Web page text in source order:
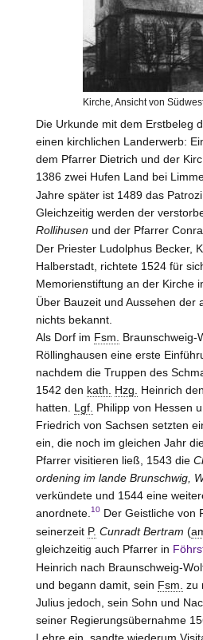
Kirche, Ansicht von
Die Urkunde mit dem Erstbeleg
einen kirchlichen Landerwerb:
dem Pfarrer Dietrich und der
1386 zwei Hufen Land bei
Jahre später ist 1489 das
Gleichzeitig werden der
Rollihusen und der Pfarrer
Der Priester Ludolphus Becker,
Halberstadt, richtete 1524 für
Memorienstiftung an der Kirche
Über Bauzeit und Aussehen der
nichts bekannt.
Als Dorf im Fsm.
Braunschweig-
Röllinghausen eine erste
nachdem die Truppen des
1542 den kath. Hzg.
Heinrich
hatten. Lgf. Philipp von Hessen
Friedrich von Sachsen setzten
ein, die noch im gleichen Jahr
Pfarrer visitieren ließ, 1543 die
ordening im lande Brunschwig,
verkündete und 1544 eine
anordnete. 10Der Geistliche von
seinerzeit P. Cunradt Bertram (
gleichzeitig auch Pfarrer in
Heinrich nach Braunschweig-
und begann damit, sein Fsm. zu
Julius jedoch, sein Sohn und
seiner Regierungsübernahme
Lehre ein, sandte wiederum